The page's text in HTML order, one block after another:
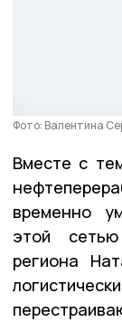
Фото: Валентина
Вместе с
временно
этой
региона